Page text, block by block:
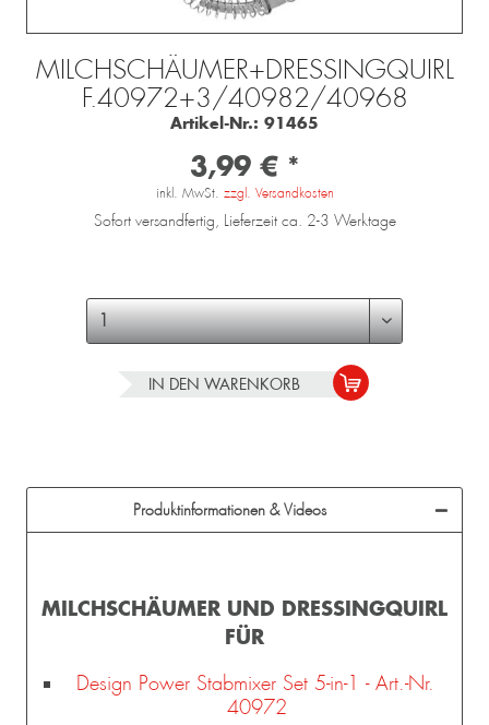
MILCHSCHÄUMER+DRESSINGQUIRL
F.40972+3/40982/40968
Artikel-Nr.: 91465
3,99 € *
inkl. MwSt. zzgl. Versandkosten
Sofort versandfertig, Lieferzeit ca. 2-3 Werktage
IN DEN WARENKORB
Produktinformationen & Videos
MILCHSCHÄUMER UND DRESSINGQUIRL
FÜR
Design Power Stabmixer Set 5-in-1 - Art.-Nr.
40972